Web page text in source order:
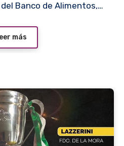
Banco de Alimentos,…
más